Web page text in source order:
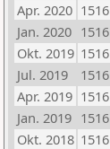
Apr. 2020 1516
Jan. 2020 1516
Okt. 2019 1516
Jul. 2019
1516
Apr. 2019 1516
Jan. 2019 1516
Okt. 2018 1516